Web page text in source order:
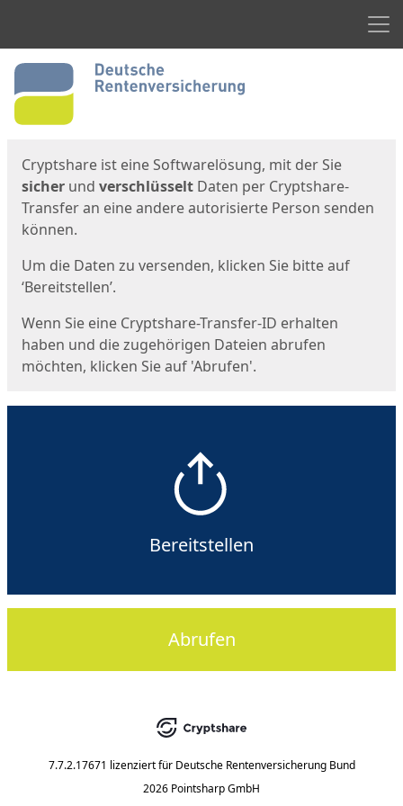
Start
Cryptshare ist eine Softwarelösung, mit der Sie
sicher und verschlüsselt Daten per Cryptshare-
Transfer an eine andere autorisierte Person senden
können.
Um die Daten zu versenden, klicken Sie bitte auf
‘Bereitstellen’.
Wenn Sie eine Cryptshare-Transfer-ID erhalten
haben und die zugehörigen Dateien abrufen
möchten, klicken Sie auf 'Abrufen'.
Bereitstellen
Abrufen
7.7.2.17671 lizenziert für Deutsche Rentenversicherung Bund
2026 Pointsharp GmbH